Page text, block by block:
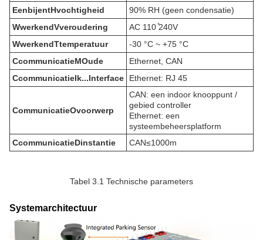
EenbijentHvochtigheid
90% RH (geen condensatie)
WwerkendVveroudering
AC 110 ̊240V
WwerkendTtemperatuur
-30 °C ~ +75 °C
CcommunicatieMOude
Ethernet, CAN
CcommunicatieIk...Interface Ethernet: RJ 45
CommunicatieOvoorwerp
CAN: een indoor knooppunt /
gebied controller
Ethernet: een
systeembeheersplatform
CcommunicatieDinstantie CAN≤1000m
Tabel 3.1 Technische parameters
Systemarchitectuur